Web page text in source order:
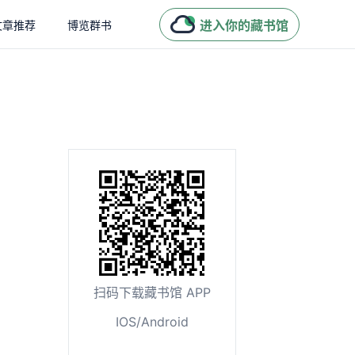
章推荐 博览群书 进入你的藏书馆
扫码下载藏书馆 APP
IOS/Android